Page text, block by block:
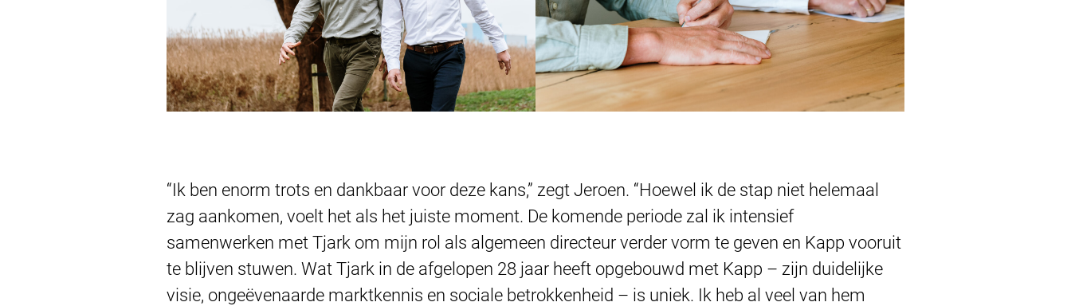
“Ik ben enorm trots en dankbaar voor deze kans,” zegt Jeroen. “Hoewel ik de stap niet helemaal
zag aankomen, voelt het als het juiste moment. De komende periode zal ik intensief
samenwerken met Tjark om mijn rol als algemeen directeur verder vorm te geven en Kapp vooruit
te blijven stuwen. Wat Tjark in de afgelopen 28 jaar heeft opgebouwd met Kapp – zijn duidelijke
visie, ongeëvenaarde marktkennis en sociale betrokkenheid – is uniek. Ik heb al veel van hem